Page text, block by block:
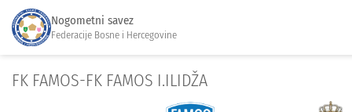
Nogometni savez
Federacije Bosne i Hercegovine
FK FAMOS-FK FAMOS I.ILIDŽA